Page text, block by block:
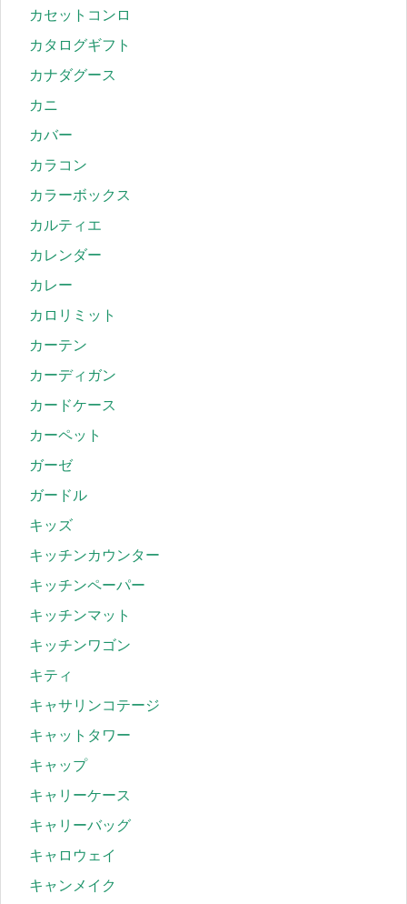
カセットコンロ
カタログギフト
カナダグース
カニ
カバー
カラコン
カラーボックス
カルティエ
カレンダー
カレー
カロリミット
カーテン
カーディガン
カードケース
カーペット
ガーゼ
ガードル
キッズ
キッチンカウンター
キッチンペーパー
キッチンマット
キッチンワゴン
キティ
キャサリンコテージ
キャットタワー
キャップ
キャリーケース
キャリーバッグ
キャロウェイ
キャンメイク